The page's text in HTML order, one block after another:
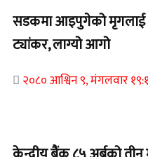
सडकमा आइपुगेको मृगलाई
ट्यांकर, लाग्यो आगो
२०८० आश्विन ९, मंगलवार